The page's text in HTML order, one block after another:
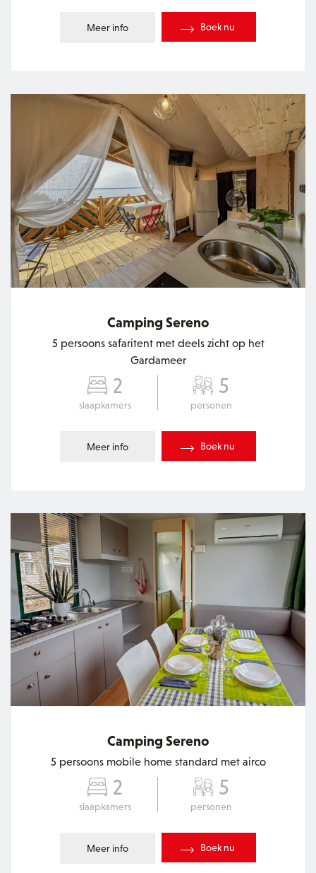
Meer info Boek nu
Camping Sereno
5 persoons safaritent met deels zicht op het
Gardameer
2
slaapkamers
5
personen
Meer info Boek nu
Camping Sereno
5 persoons mobile home standard met airco
2
slaapkamers
5
personen
Meer info Boek nu